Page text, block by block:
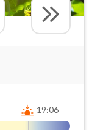
19:06